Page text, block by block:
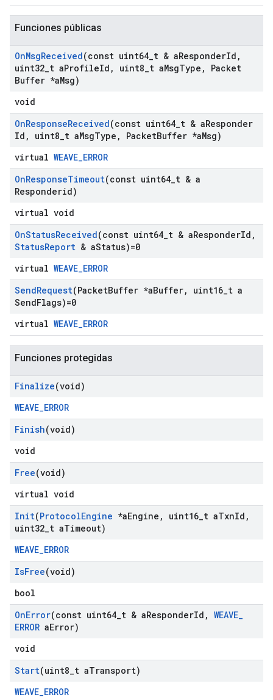
Funciones públicas
OnMsgReceived(const uint64 t & aResponderId ,
uint32 t aProfileId , uint8 t aMsgType ,
Packet
Buffer *aMsg)
void
OnResponseReceived(const uint64 t & aResponder
Id , uint8 t aMsgType , PacketBuffer *aMsg)
virtual WEAVE_ERROR
OnResponseTimeout(const uint64 t & a
Responderid)
virtual void
OnStatusReceived(const uint64 t & aResponderId ,
StatusReport & aStatus)=0
virtual WEAVE_ERROR
SendRequest(PacketBuffer *aBuffer, uint16 t a
SendFlags)=0
virtual WEAVE_ERROR
Funciones protegidas
Finalize(void)
WEAVE_ERROR
Finish(void)
void
Free(void)
virtual void
Init(ProtocolEngine *aEngine , uint16 t aTxnId ,
uint32 t aTimeout)
WEAVE_ERROR
IsFree(void)
bool
OnError(const uint64 t & aResponderId , WEAVE_
ERROR aError)
void
Start(uint8 t aTransport)
WEAVE_ERROR